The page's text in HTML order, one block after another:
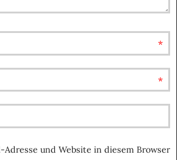
Adresse und Website in diesem Browser